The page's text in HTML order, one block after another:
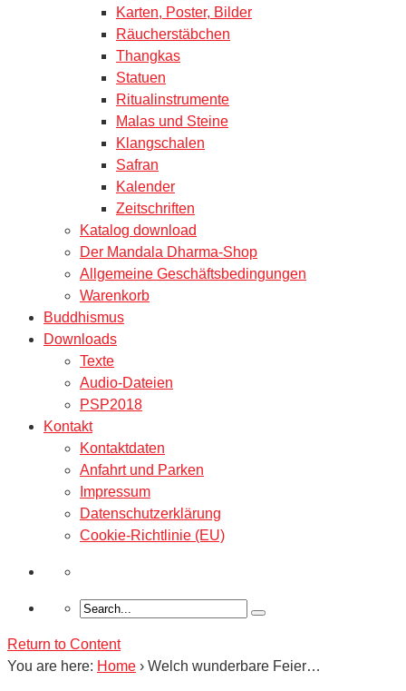
Karten, Poster, Bilder
Räucherstäbchen
Thangkas
Statuen
Ritualinstrumente
Malas und Steine
Klangschalen
Safran
Kalender
Zeitschriften
Katalog download
Der Mandala Dharma-Shop
Allgemeine Geschäftsbedingungen
Warenkorb
Buddhismus
Downloads
Texte
Audio-Dateien
PSP2018
Kontakt
Kontaktdaten
Anfahrt und Parken
Impressum
Datenschutzerklärung
Cookie-Richtlinie (EU)
Return to Content
You are here: Home › Welch wunderbare Feier…